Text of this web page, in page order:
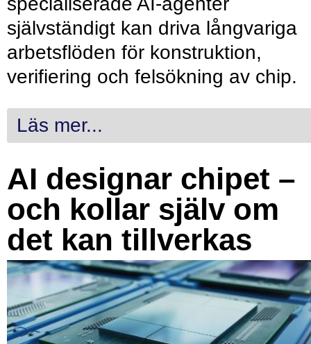
självständigt kan driva långvariga
arbetsflöden för konstruktion,
verifiering och felsökning av chip.
Läs mer...
AI designar chipet –
och kollar själv om
det kan tillverkas